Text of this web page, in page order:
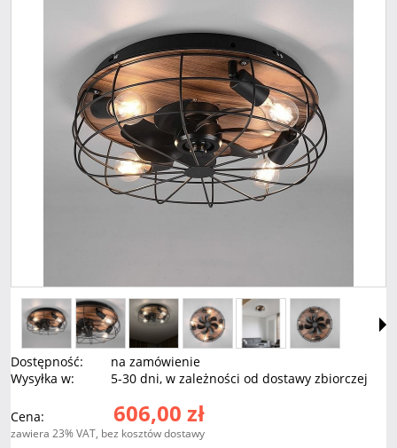
Dostępność:
na zamówienie
Wysyłka w:
5-30 dni, w zależności od dostawy zbiorczej
Cena: 606,00 zł
zawiera 23% VAT, bez kosztów dostawy